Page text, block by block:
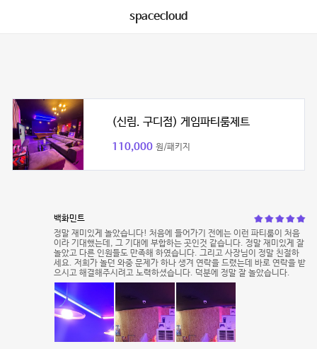
spacecloud
(신림. 구디점) 게임파티룸제트
110,000 원/패키지
백화민트
정말 재미있게 놀았습니다! 처음에 들어가기 전에는 이런 파티룸이 처음
이라 기대했는데, 그 기대에 부합하는 곳인것 같습니다. 정말 재미있게 잘
놀았고 다른 인원들도 만족해 하였습니다. 그리고 사장님이 정말 친절하
세요. 저희가 놀던 와중 문제가 하나 생겨 연락을 드렸는데 바로 연락을 받
으시고 해결해주시려고 노력하셨습니다. 덕분에 정말 잘 놀았습니다.